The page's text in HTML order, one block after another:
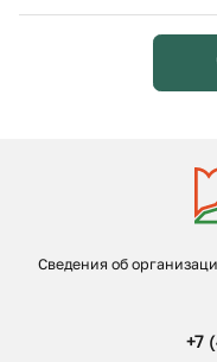
Сведения об
+7